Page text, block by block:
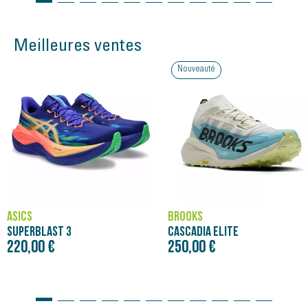
Meilleures ventes
ASICS
SUPERBLAST 3
220,00 €
Nouveauté
BROOKS
CASCADIA ELITE
250,00 €